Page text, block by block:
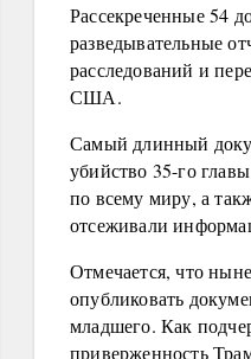
Рассекреченные 54
разведывательные
расследований и
США.
Самый длинный
убийство 35-го
по всему миру, а
отсеживали
Отмечается, что
опубликовать
младшего. Как
приверженность